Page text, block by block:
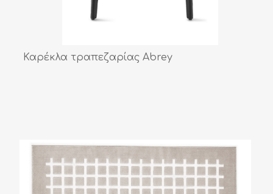
Καρέκλα τραπεζαρίας Abrey